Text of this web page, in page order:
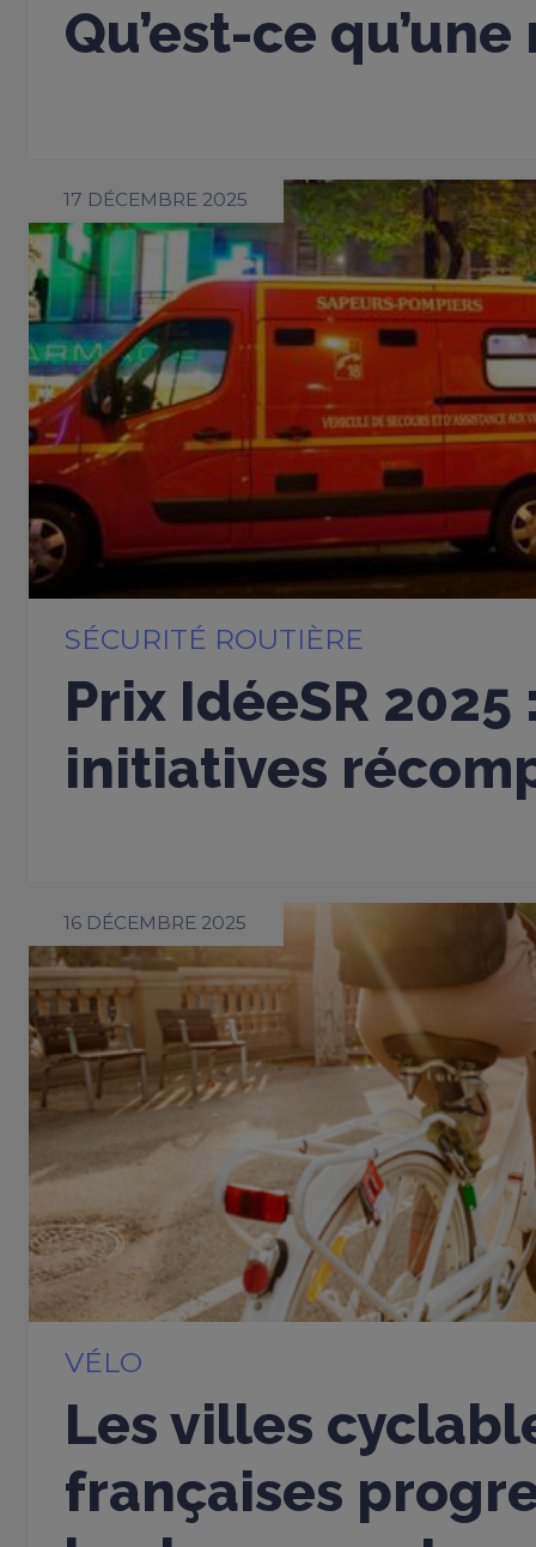
Qu’est-ce
17 DÉCEMBRE 2025
SÉCURITÉ ROUTIÈRE
Prix IdéeSR 2025
initiatives
16 DÉCEMBRE 2025
VÉLO
Les villes
françaises